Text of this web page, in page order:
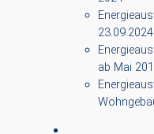
23.09.2024
ab Mai